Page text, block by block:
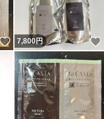
いいね！
7,800円